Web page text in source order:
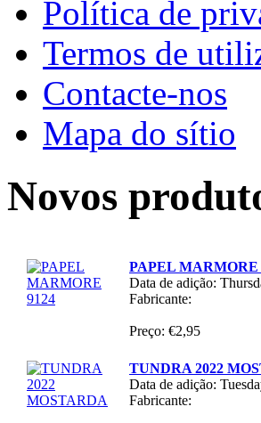
Política de
Termos de
Contacte-nos
Mapa do sítio
Novos
PAPEL MARMORE
Data de adição:
Fabricante:
Preço: €2,95
TUNDRA 2022
Data de adição:
Fabricante: